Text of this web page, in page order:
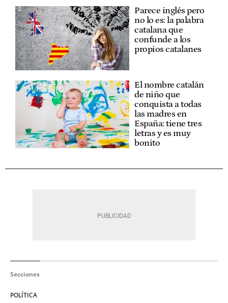
Parece inglés pero
no lo es: la palabra
catalana que
confunde a los
propios catalanes
El nombre catalán
de niño que
conquista a todas
las madres en
España: tiene tres
letras y es muy
bonito
Secciones
POLÍTICA